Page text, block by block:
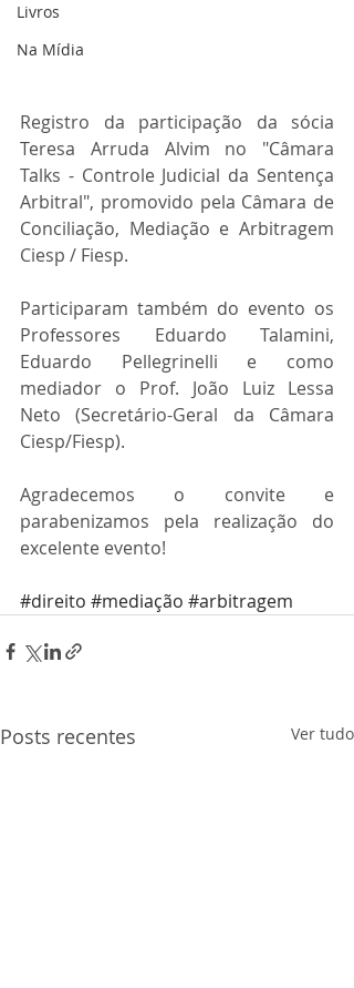
Livros
Na Mídia
Registro da participação da sócia
Teresa Arruda Alvim no "Câmara
Talks - Controle Judicial da Sentença
Arbitral", promovido pela Câmara de
Conciliação, Mediação e Arbitragem
Ciesp / Fiesp.
Participaram também do evento os
Professores Eduardo Talamini,
Eduardo Pellegrinelli e como
mediador o Prof. João Luiz Lessa
Neto (Secretário-Geral da Câmara
Ciesp/Fiesp).
Agradecemos o convite e
parabenizamos pela realização do
excelente evento!
#direito #mediação #arbitragem
Posts recentes Ver tudo